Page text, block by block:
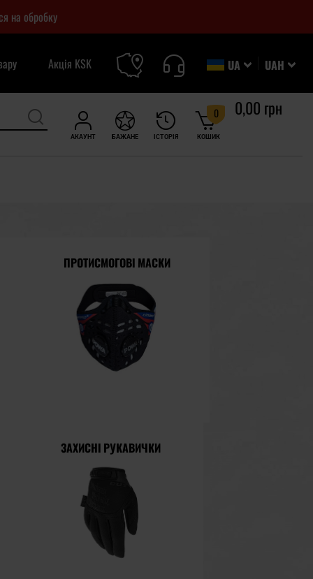
на обробку
UAH
UA
Акція KSK
АКАУНТ ІСТОРІЯ
БАЖАНЕ КОШИК
0 0,00 грн
ПРОТИСМОГОВІ МАСКИ
ЗАХИСНІ РУКАВИЧКИ